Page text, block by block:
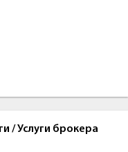
/ Услуги брокера